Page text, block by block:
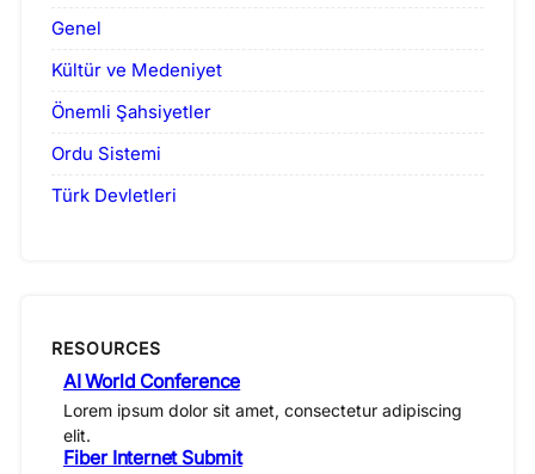
Genel
Kültür ve Medeniyet
Önemli Şahsiyetler
Ordu Sistemi
Türk Devletleri
RESOURCES
AI World Conference
Lorem ipsum dolor sit amet, consectetur adipiscing
elit.
Fiber Internet Submit